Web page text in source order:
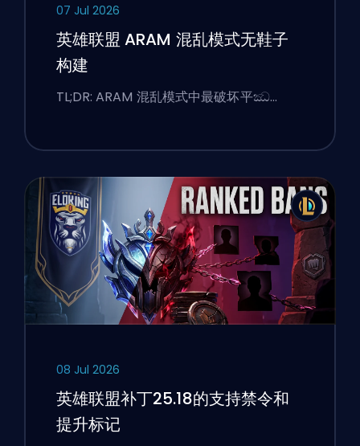
07 Jul 2026
英雄联盟 ARAM 混乱模式无鞋子
构建
TL;DR: ARAM 混乱模式中最破坏平ඣ…
08 Jul 2026
英雄联盟补丁25.18的支持禁令和
提升标记